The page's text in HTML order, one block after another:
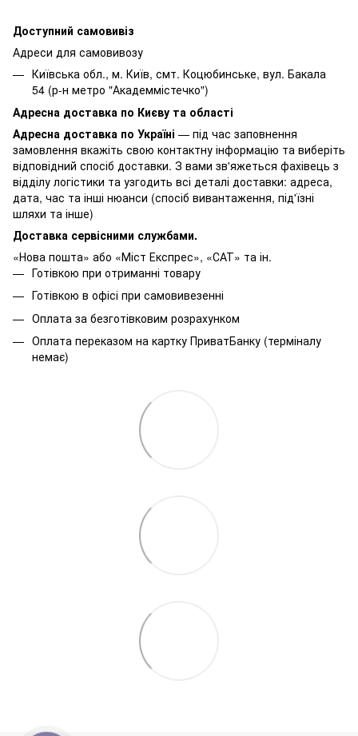
Доступний самовивіз
Адреси для самовивозу
Київська обл., м. Київ, смт. Коцюбинське, вул. Бакала
54 (р-н метро "Академмістечко")
Адресна доставка по Києву та області
Адресна доставка по Україні — під час заповнення
замовлення вкажіть свою контактну інформацію та виберіть
відповідний спосіб доставки. З вами зв'яжеться фахівець з
відділу логістики та узгодить всі деталі доставки: адреса,
дата, час та інші нюанси (спосіб вивантаження, під'їзні
шляхи та інше)
Доставка сервісними службами.
«Нова пошта» або «Міст Експрес», «САТ» та ін.
Готівкою при отриманні товару
Готівкою в офісі при самовивезенні
Оплата за безготівковим розрахунком
Оплата переказом на картку ПриватБанку (терміналу
немає)